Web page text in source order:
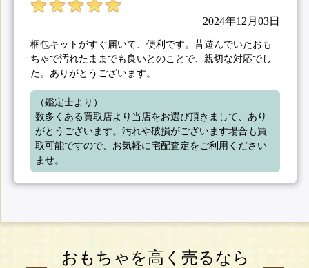
2024年12月03日
梱包キットがすぐ届いて、便利です。昔遊んでいたおも
ちゃで汚れたままでも良いとのことで、親切な対応でし
た。ありがとうございます。
（鑑定士より）
数多くある買取店より当店をお選び頂きまして、あり
がとうございます。汚れや破損がございます場合も買
取可能ですので、お気軽に宅配査定をご利用ください
ませ。
おもちゃを高く売るなら